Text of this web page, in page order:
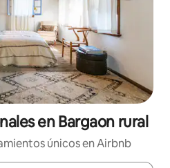
en Bargaon rural
únicos en Airbnb